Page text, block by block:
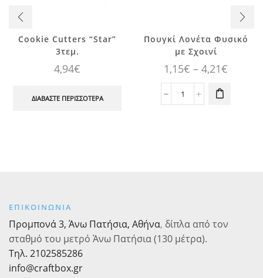
Cookie Cutters “Star”
3τεμ.
4,94€
ΔΙΑΒΆΣΤΕ ΠΕΡΙΣΣΌΤΕΡΑ
Πουγκί Λονέτα Φυσικό
με Σχοινί
1,15€ – 4,21€
Πουγκί
Αυτό το
προϊόν έχει
πολλαπλές
παραλλαγές.
Οι επιλογές
μπορούν να
ΕΠΙΚΟΙΝΩΝΙΑ
Προμπονά 3, Άνω Πατήσια, Αθήνα, δίπλα από τον
σταθμό του μετρό Άνω Πατήσια (130 μέτρα).
Τηλ. 2102585286
info@craftbox.gr